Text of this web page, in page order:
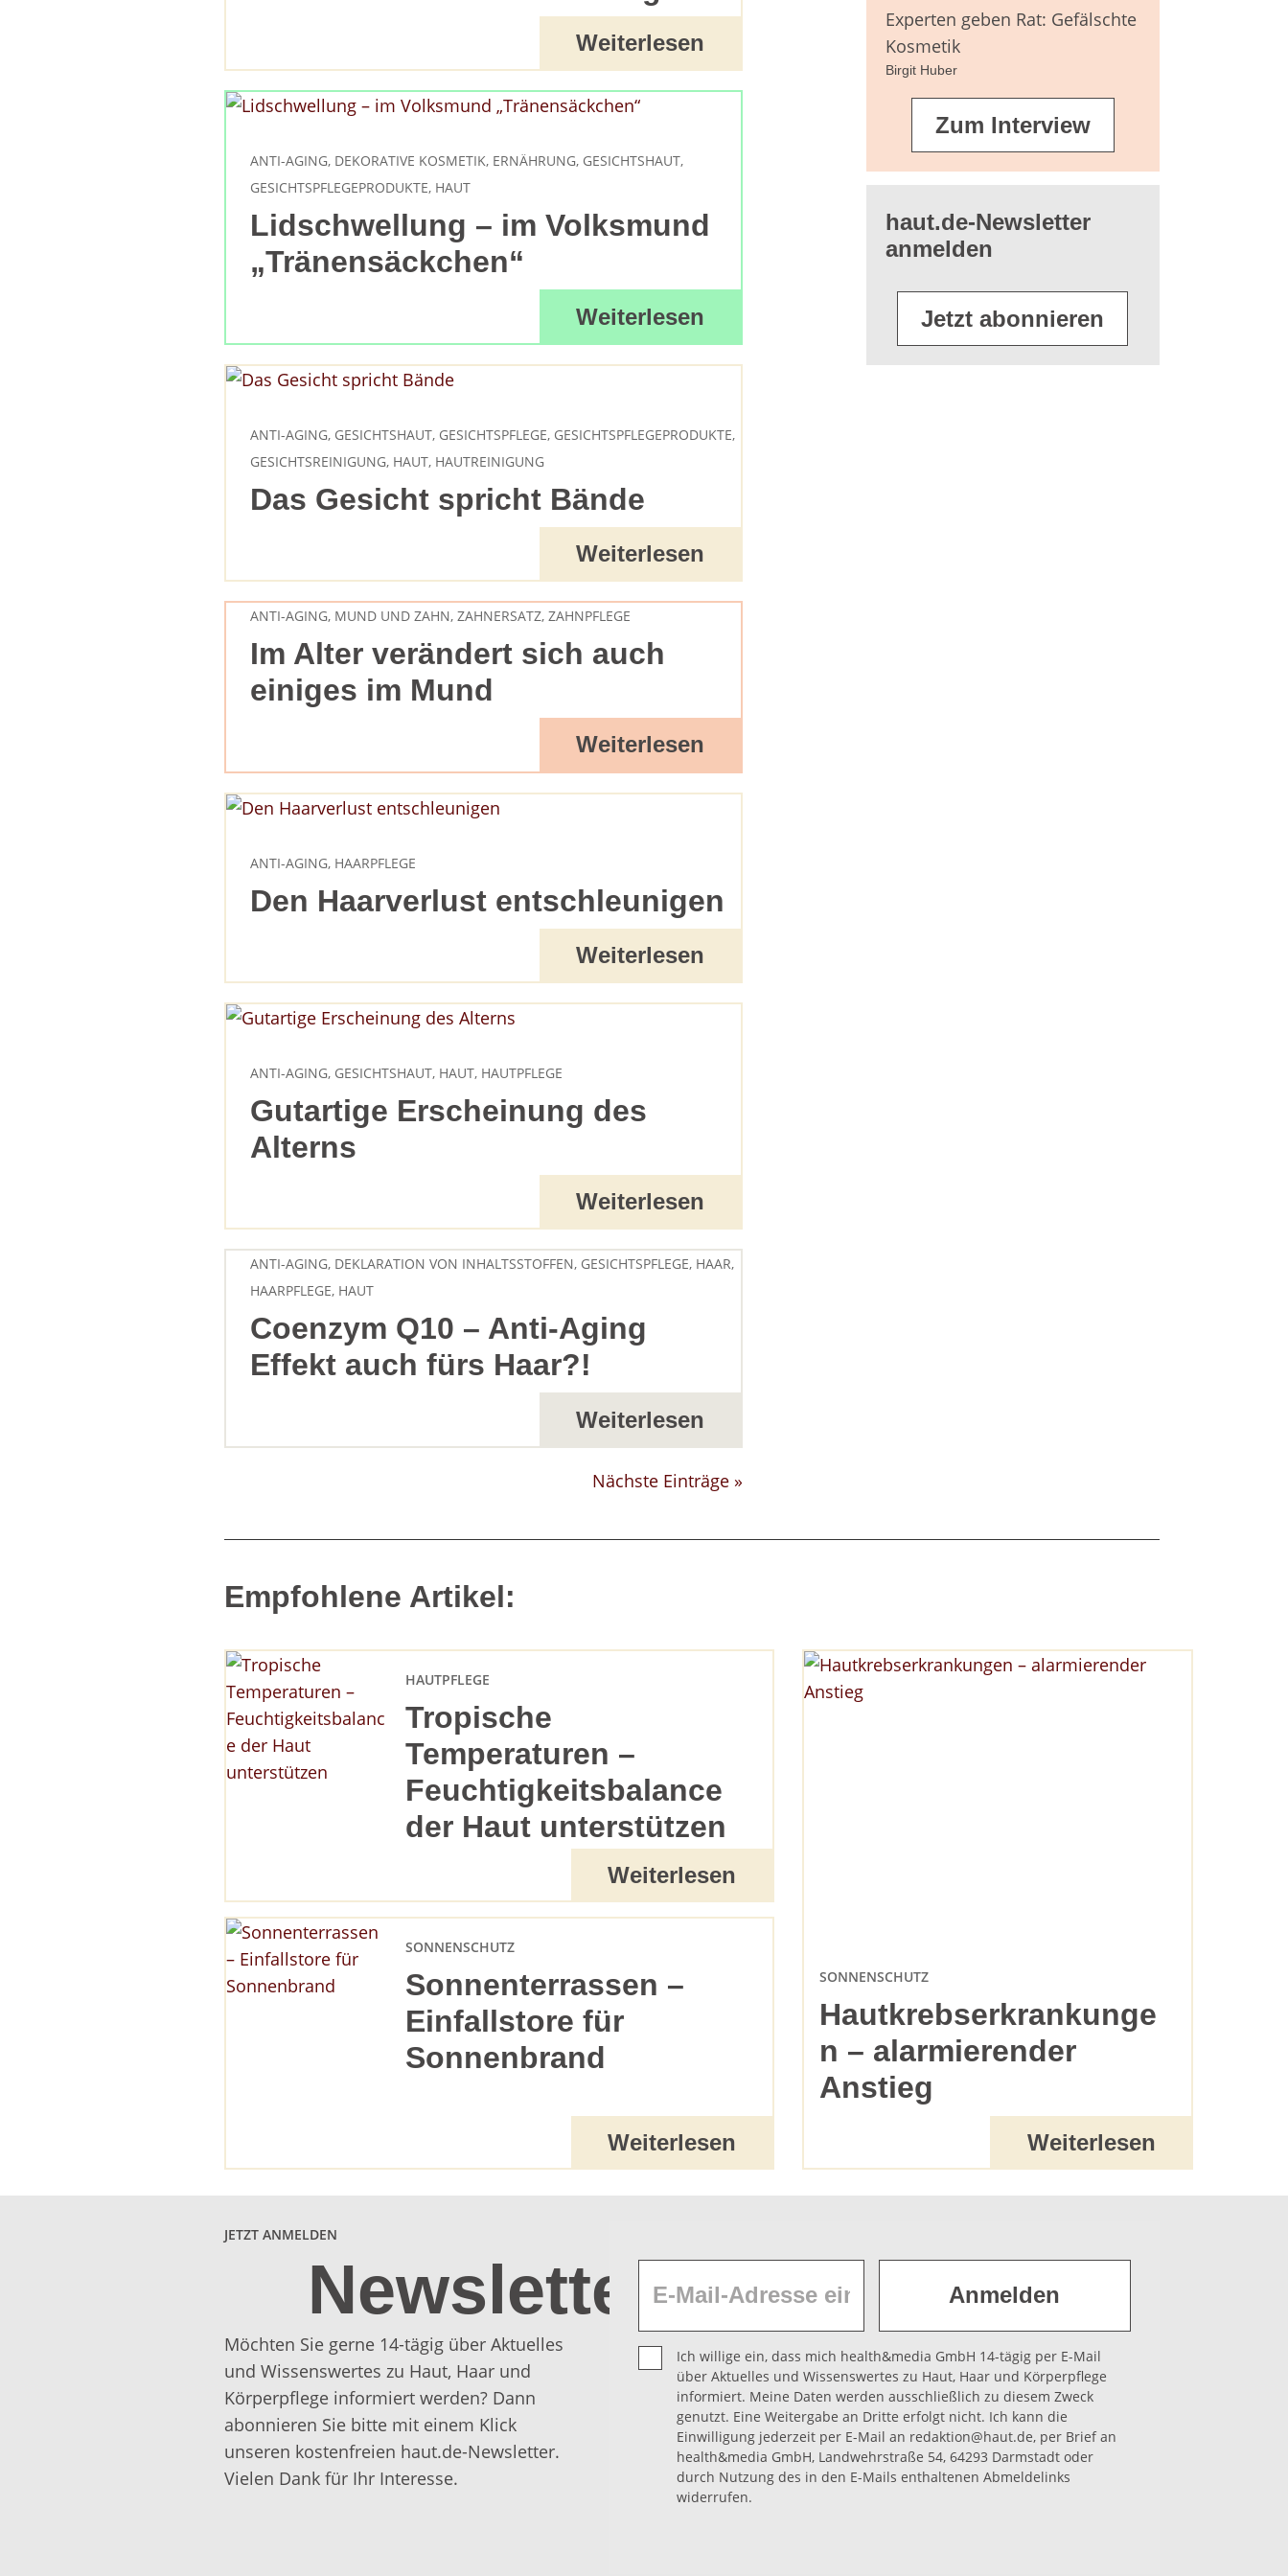
Zahnpflegemitteln
Zahnersatz
Fragen
Duftfamilien Produktsicherheit
Weiterführende
Weiterlesen
Lidschwellung – im Volksmund
„Tränensäckchen“
ANTI-AGING, DEKORATIVE KOSMETIK, ERNÄHRUNG, GESICHTSHAUT,
GESICHTSPFLEGEPRODUKTE, HAUT
Weiterlesen
Das Gesicht spricht Bände
ANTI-AGING, GESICHTSHAUT, GESICHTSPFLEGE, GESICHTSPFLEGEPRODUKTE,
GESICHTSREINIGUNG, HAUT, HAUTREINIGUNG
Weiterlesen
Im Alter verändert sich auch
einiges im Mund
ANTI-AGING, MUND UND ZAHN,ZAHNERSATZ,ZAHNPFLEGE
Weiterlesen
Den Haarverlust entschleunigen
ANTI-AGING, HAARPFLEGE
Weiterlesen
Gutartige Erscheinung des
Alterns
ANTI-AGING, GESICHTSHAUT, HAUT, HAUTPFLEGE
Weiterlesen
Coenzym Q10 – Anti-Aging
Effekt auch fürs Haar?!
ANTI-AGING, DEKLARATION VON INHALTSSTOFFEN, GESICHTSPFLEGE, HAAR,
HAARPFLEGE, HAUT
Weiterlesen
Nächste Einträge »
Experten geben Rat: Gefälschte
Kosmetik
Birgit Huber
Zum Interview
haut.de-Newsletter
anmelden
Jetzt abonnieren
Empfohlene Artikel:
Tropische
Temperaturen –
Feuchtigkeitsbalance
der Haut unterstützen
HAUTPFLEGE
Weiterlesen
Sonnenterrassen –
Einfallstore für
Sonnenbrand
SONNENSCHUTZ
Weiterlesen
Hautkrebserkrankunge
n – alarmierender
Anstieg
SONNENSCHUTZ
Weiterlesen
JETZT ANMELDEN
Newsletter
Möchten Sie gerne 14-tägig über Aktuelles
und Wissenswertes zu Haut, Haar und
Körperpflege informiert werden? Dann
abonnieren Sie bitte mit einem Klick
unseren kostenfreien haut.de-Newsletter.
Vielen Dank für Ihr Interesse.
Ich willige ein, dass mich health&media GmbH 14-tägig per E-Mail
über Aktuelles und Wissenswertes zu Haut, Haar und Körperpflege
informiert. Meine Daten werden ausschließlich zu diesem Zweck
genutzt. Eine Weitergabe an Dritte erfolgt nicht. Ich kann die
Einwilligung jederzeit per E-Mail an redaktion@haut.de, per Brief an
health&media GmbH, Landwehrstraße 54, 64293 Darmstadt oder
durch Nutzung des in den E-Mails enthaltenen Abmeldelinks
widerrufen.